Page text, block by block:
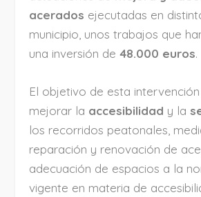
acerados ejecutadas en
municipio, unos trabajos que
una inversión de48.000 euros.
El objetivo de esta
mejorar la accesibilidad y la
los recorridos peatonales,
reparación y renovación de
adecuación de espacios a la
vigente en materia de